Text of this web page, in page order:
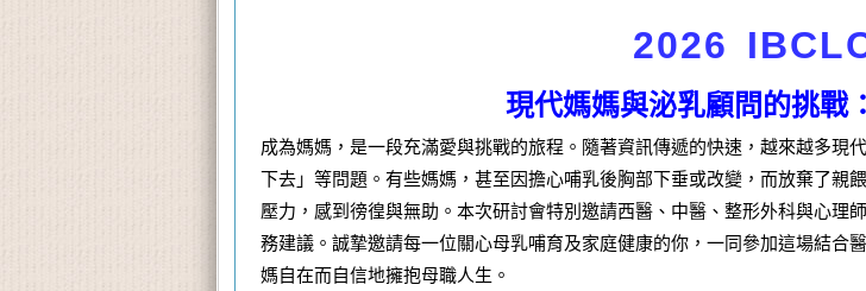
2026
現代媽媽與泌乳顧問的挑戰
成為媽媽，是一段充滿愛與挑戰的旅程。隨著資訊傳遞的快速，越來越多現
下去」等問題。有些媽媽，甚至因擔心哺乳後胸部下垂或改變，而放棄了親
壓力，感到徬徨與無助。本次研討會特別邀請西醫、中醫、整形外科與心理
務建議。誠摯邀請每一位關心母乳哺育及家庭健康的你，一同參加這場結合
媽自在而自信地擁抱母職人生。